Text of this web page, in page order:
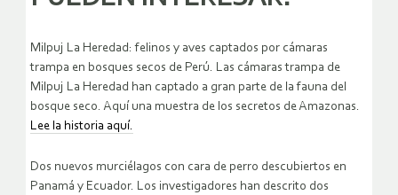
Milpuj La Heredad: felinos y aves captados por cámaras
trampa en bosques secos de Perú. Las cámaras trampa de
Milpuj La Heredad han captado a gran parte de la fauna del
bosque seco. Aquí una muestra de los secretos de Amazonas.
Lee la historia aquí.
Dos nuevos murciélagos con cara de perro descubiertos en
Panamá y Ecuador. Los investigadores han descrito dos